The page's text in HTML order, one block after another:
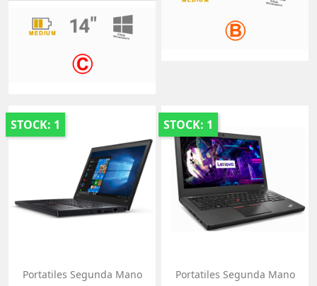
STOCK: 1
Portatiles Segunda Mano
STOCK: 1
Portatiles Segunda Mano